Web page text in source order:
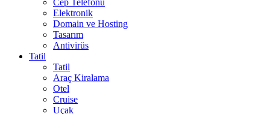
Cep Telefonu
Elektronik
Domain ve Hosting
Tasarım
Antivirüs
Tatil
Tatil
Araç Kiralama
Otel
Cruise
Uçak